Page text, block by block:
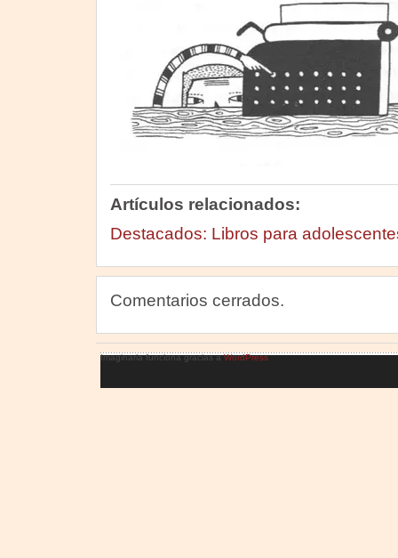
Artículos relacionados:
Destacados: Libros para
Comentarios cerrados.
Imaginaria funciona gracias aWordPress